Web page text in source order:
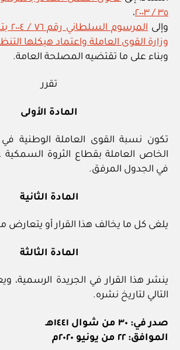
٣٥ / ٢٠٠٣
،
وإلى
وزارة القوى العاملة واعتماد هيكلها
وبناء على ما تقتضيه المصلحة العامة.
تقرر
المادة الأولى
تكون نسبة القوى العاملة الوطنية
الخاص العاملة بقطاع الثروة السمكية
في الجدول المرفق.
المادة الثانية
يلغى كل ما يخالف هذا القرار أو يتعارض
المادة الثالثة
ينشر هذا القرار في الجريدة الرسمية،
التالي لتاريخ نشره.
صدر في: ٣٠ من شوال ١٤٤١هـ
الموافق: ٢٢ من يونيو ٢٠٢٠م